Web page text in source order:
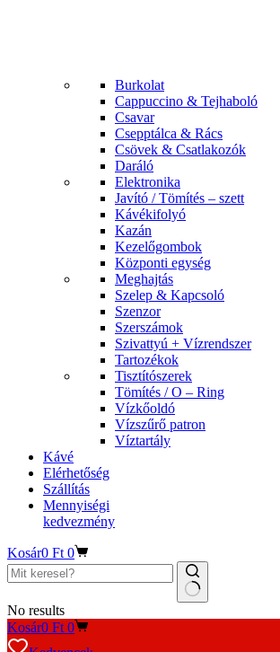
Burkolat
Cappuccino & Tejhaboló
Csavar
Csepptálca & Rács
Csövek & Csatlakozók
Daráló
Elektronika
Javító / Tömítés – szett
Kávékifolyó
Kazán
Kezelőgombok
Központi egység
Meghajtás
Szelep & Kapcsoló
Szenzor
Szerszámok
Szivattyú + Vízrendszer
Tartozékok
Tisztítószerek
Tömítés / O – Ring
Vízkőoldó
Vízszűrő patron
Víztartály
Kávé
Elérhetőség
Szállítás
Mennyiségi
kedvezmény
Kosár0 Ft 0
No results
Kosár0 Ft 0